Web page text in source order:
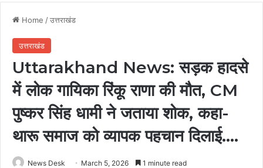
Home /उत्तराखंड
उत्तराखंड
Uttarakhand News: सड़क हादसे
में लोक गायिका रिंकू राणा की मौत, CM
पुष्कर सिंह धामी ने जताया शोक, कहा-
थारू समाज को व्यापक पहचान दिलाई….
News Desk March 5, 2026 1 minute read